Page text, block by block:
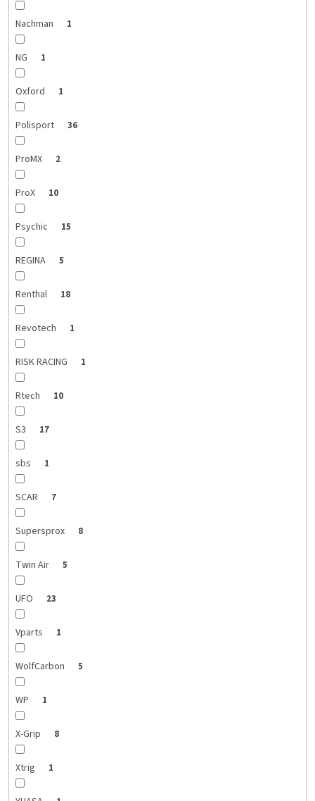
Nachman 1
NG 1
Oxford 1
Polisport 36
ProMX 2
ProX 10
Psychic 15
REGINA 5
Renthal 18
Revotech 1
RISK RACING 1
Rtech 10
S3 17
sbs 1
SCAR 7
Supersprox 8
Twin Air 5
UFO 23
Vparts 1
WolfCarbon 5
WP 1
X-Grip 8
Xtrig 1